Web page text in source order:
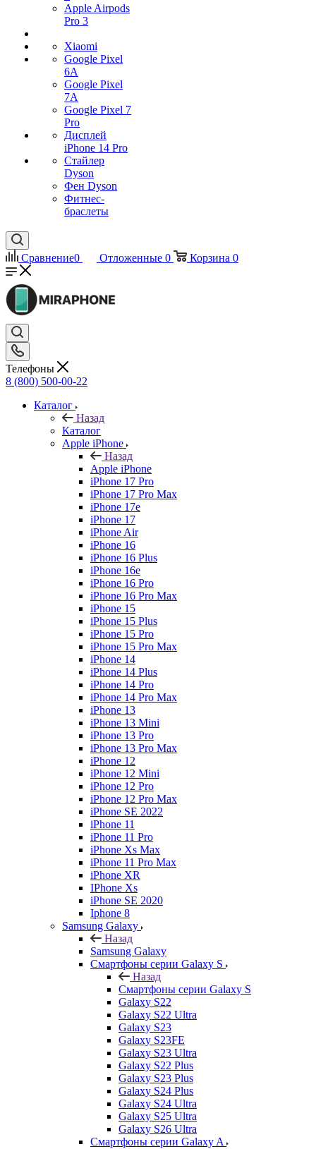
Apple Airpods
Pro 3
Xiaomi
Google Pixel
6A
Google Pixel
7А
Google Pixel 7
Pro
Дисплей
iPhone 14 Pro
Стайлер
Dyson
Фен Dyson
Фитнес-
браслеты
Сравнение0 Отложенные 0 Корзина 0
Телефоны
8 (800) 500-00-22
Каталог
Назад
Каталог
Apple iPhone
Назад
Apple iPhone
iPhone 17 Pro
iPhone 17 Pro Max
iPhone 17e
iPhone 17
iPhone Air
iPhone 16
iPhone 16 Plus
iPhone 16e
iPhone 16 Pro
iPhone 16 Pro Max
iPhone 15
iPhone 15 Plus
iPhone 15 Pro
iPhone 15 Pro Max
iPhone 14
iPhone 14 Plus
iPhone 14 Pro
iPhone 14 Pro Max
iPhone 13
iPhone 13 Mini
iPhone 13 Pro
iPhone 13 Pro Max
iPhone 12
iPhone 12 Mini
iPhone 12 Pro
iPhone 12 Pro Max
iPhone SE 2022
iPhone 11
iPhone 11 Pro
iPhone Xs Max
iPhone 11 Pro Max
iPhone XR
IPhone Xs
iPhone SE 2020
Iphone 8
Samsung Galaxy
Назад
Samsung Galaxy
Смартфоны серии Galaxy S
Назад
Смартфоны серии Galaxy S
Galaxy S22
Galaxy S22 Ultra
Galaxy S23
Galaxy S23FE
Galaxy S23 Ultra
Galaxy S22 Plus
Galaxy S23 Plus
Galaxy S24 Plus
Galaxy S24 Ultra
Galaxy S25 Ultra
Galaxy S26 Ultra
Смартфоны серии Galaxy A